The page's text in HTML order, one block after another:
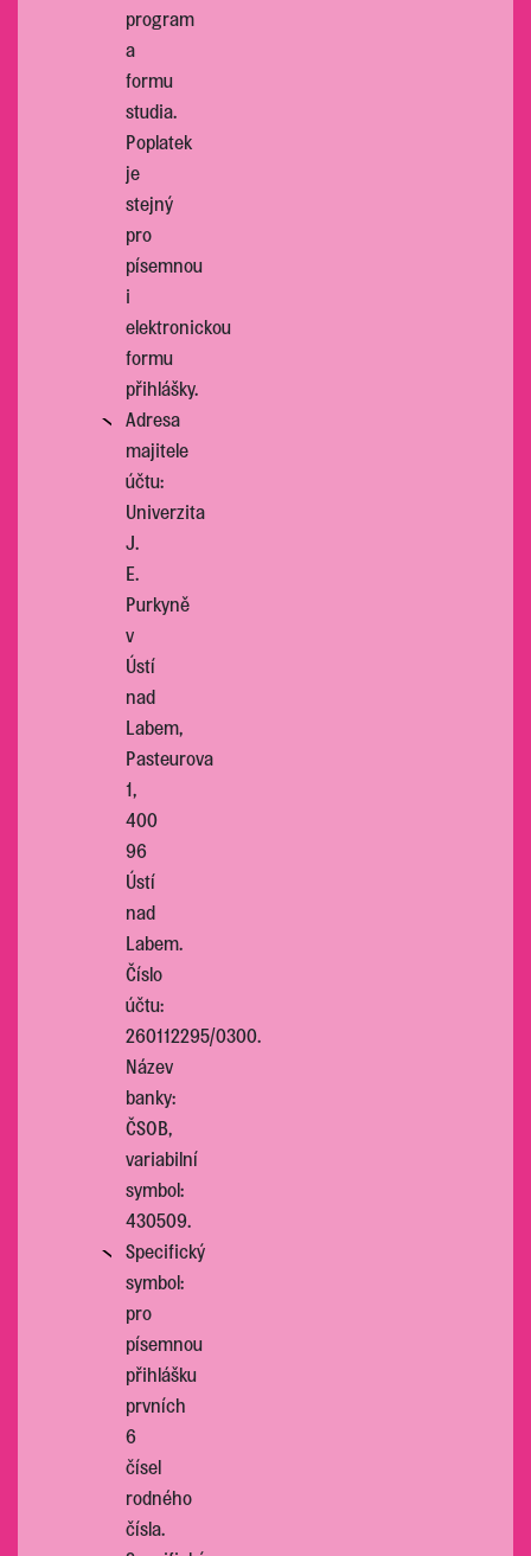
program
a
formu
studia.
Poplatek
je
stejný
pro
písemnou
i
elektronickou
formu
přihlášky.
Adresa
majitele
účtu:
Univerzita
J.
E.
Purkyně
v
Ústí
nad
Labem,
Pasteurova
1,
400
96
Ústí
nad
Labem.
Číslo
účtu:
260112295/0300.
Název
banky:
ČSOB,
variabilní
symbol:
430509.
Specifický
symbol:
pro
písemnou
přihlášku
prvních
6
čísel
rodného
čísla.